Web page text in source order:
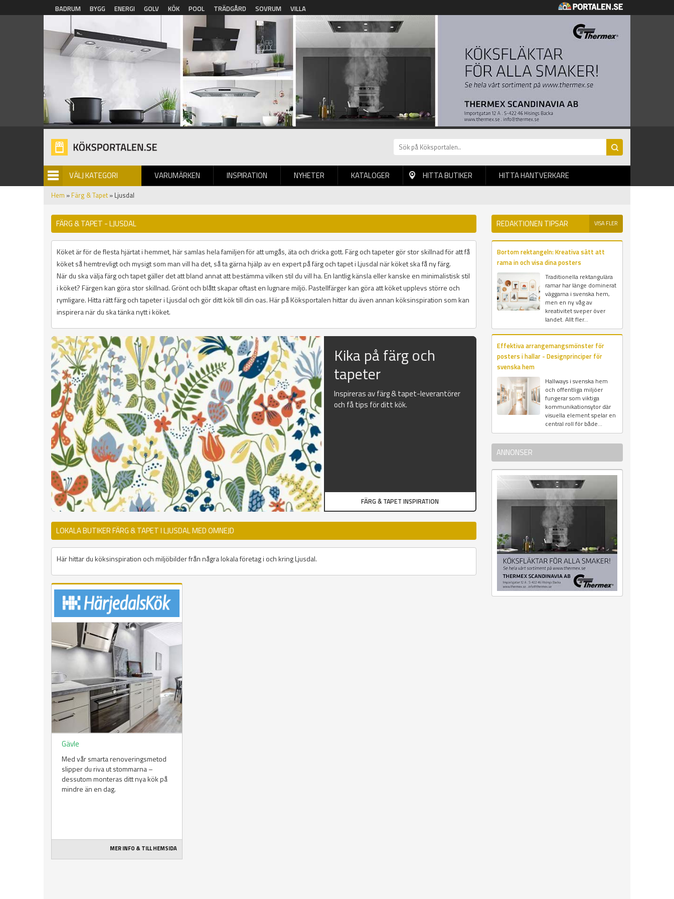
Hoppa till huvudinnehåll
BADRUM BYGG ENERGI GOLV KÖK POOL TRÄDGÅRD SOVRUM VILLA
VÄLJ KATEGORI VARUMÄRKEN INSPIRATION NYHETER
BILDGALLERI KATALOGER HITTA BUTIKER HITTA HANTVERKARE
Hem » Färg & Tapet» Ljusdal
FÄRG & TAPET - LJUSDAL
Köket är för de flesta hjärtat i hemmet, här samlas hela familjen för att umgås, äta och dricka gott. Färg och tapeter gör stor skillnad för att få
köket så hemtrevligt och mysigt som man vill ha det, så ta gärna hjälp av en expert på färg och tapet i Ljusdal när köket ska få ny färg.
När du ska välja färg och tapet gäller det att bland annat att bestämma vilken stil du vill ha. En lantlig känsla eller kanske en minimalistisk stil
i köket? Färgen kan göra stor skillnad. Grönt och blått skapar oftast en lugnare miljö. Pastellfärger kan göra att köket upplevs större och
rymligare. Hitta rätt färg och tapeter i Ljusdal och gör ditt kök till din oas. Här på Köksportalen hittar du även annan köksinspiration som kan
inspirera när du ska tänka nytt i köket.
Kika på färg och
tapeter
Inspireras av färg & tapet-leverantörer
och få tips för ditt kök.
FÄRG & TAPET INSPIRATION
LOKALA BUTIKER FÄRG & TAPET I LJUSDAL MED OMNEJD
Här hittar du köksinspiration och miljöbilder från några lokala företag i och kring Ljusdal.
Gävle
Med vår smarta renoveringsmetod
slipper du riva ut stommarna –
dessutom monteras ditt nya kök på
mindre än en dag.
MER INFO & TILL HEMSIDA
REDAKTIONEN TIPSAR VISA FLER
Bortom rektangeln: Kreativa sätt att
rama in och visa dina posters
Traditionella rektangulära
ramar har länge dominerat
väggarna i svenska hem,
men en ny våg av
kreativitet sveper över
landet. Allt fler...
Effektiva arrangemangsmönster för
posters i hallar - Designprinciper för
svenska hem
Hallways i svenska hem
och offentliga miljöer
fungerar som viktiga
kommunikationsytor där
visuella element spelar en
central roll för både...
ANNONSER